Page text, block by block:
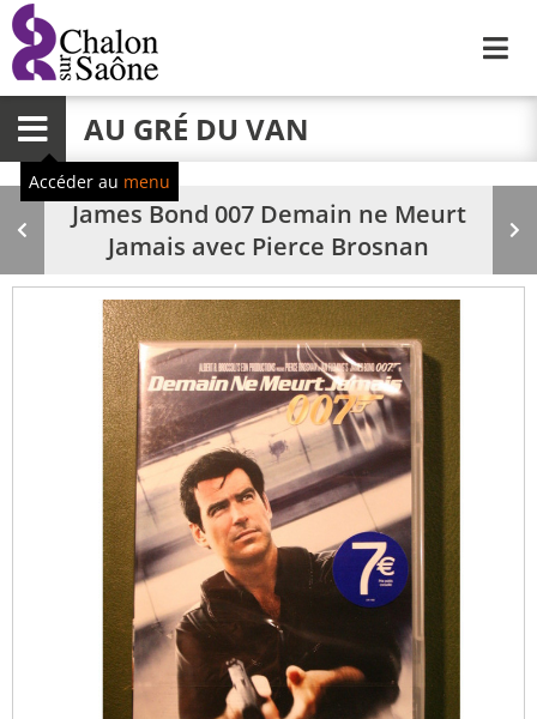
Menu AU GRÉ DU VAN
Accéder au menu
Produit
James Bond 007 Demain ne Meurt
Jamais avec Pierce Brosnan